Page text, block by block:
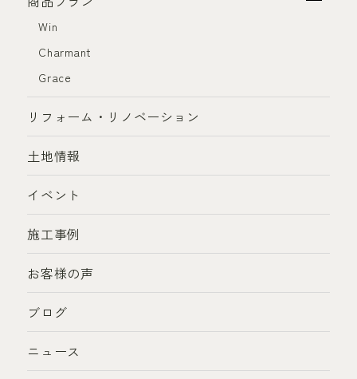
Win
Charmant
Grace
リフォーム・リノベーション
土地情報
イベント
施工事例
お客様の声
ブログ
ニュース